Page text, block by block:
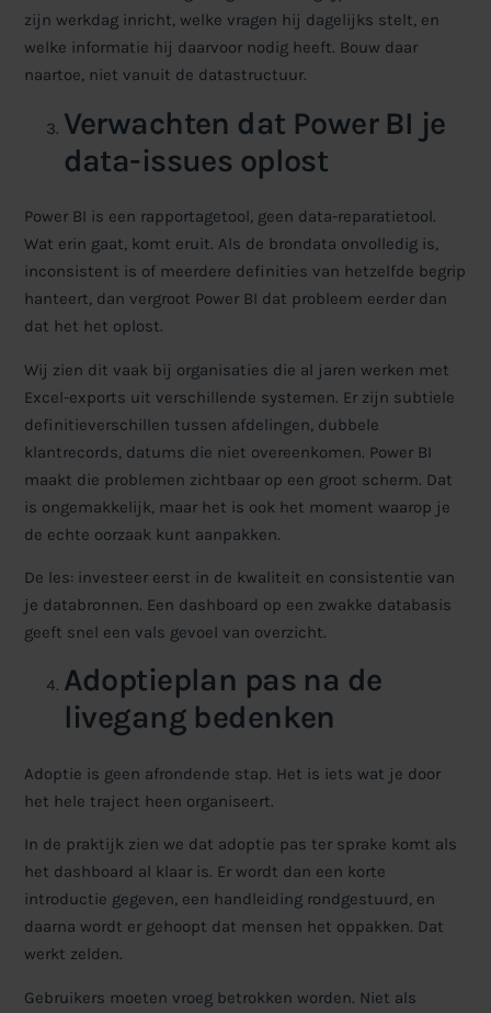
zijn werkdag inricht, welke vragen hij dagelijks stelt, en
welke informatie hij daarvoor nodig heeft. Bouw daar
naartoe, niet vanuit de datastructuur.
Verwachten dat Power BI je
data-issues oplost
Power BI is een rapportagetool, geen data-reparatietool.
Wat erin gaat, komt eruit. Als de brondata onvolledig is,
inconsistent is of meerdere definities van hetzelfde begrip
hanteert, dan vergroot Power BI dat probleem eerder dan
dat het het oplost.
Wij zien dit vaak bij organisaties die al jaren werken met
Excel-exports uit verschillende systemen. Er zijn subtiele
definitieverschillen tussen afdelingen, dubbele
klantrecords, datums die niet overeenkomen. Power BI
maakt die problemen zichtbaar op een groot scherm. Dat
is ongemakkelijk, maar het is ook het moment waarop je
de echte oorzaak kunt aanpakken.
De les: investeer eerst in de kwaliteit en consistentie van
je databronnen. Een dashboard op een zwakke databasis
geeft snel een vals gevoel van overzicht.
Adoptieplan pas na de
livegang bedenken
Adoptie is geen afrondende stap. Het is iets wat je door
het hele traject heen organiseert.
In de praktijk zien we dat adoptie pas ter sprake komt als
het dashboard al klaar is. Er wordt dan een korte
introductie gegeven, een handleiding rondgestuurd, en
daarna wordt er gehoopt dat mensen het oppakken. Dat
werkt zelden.
Gebruikers moeten vroeg betrokken worden. Niet als